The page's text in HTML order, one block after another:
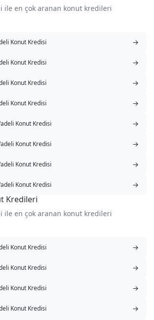
ile en çok aranan konut kredileri
Konut Kredisi →
Konut Kredisi →
Konut Kredisi →
Konut Kredisi →
Konut Kredisi →
Konut Kredisi →
Konut Kredisi →
Konut Kredisi →
Kredileri
ile en çok aranan konut kredileri
Konut Kredisi →
Konut Kredisi →
Konut Kredisi →
Konut Kredisi →